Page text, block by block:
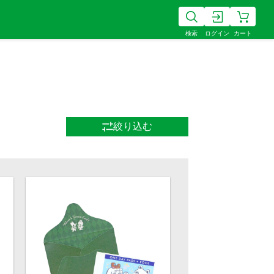
検索 ログイン カート
絞り込む